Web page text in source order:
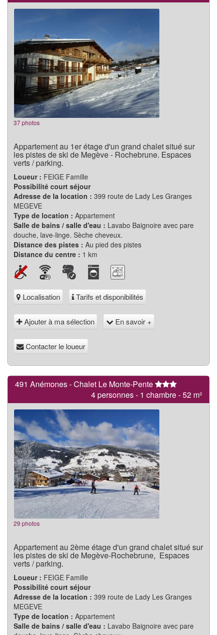
37 photos
Appartement au 1er étage d'un grand chalet situé sur
les pistes de ski de Megève - Rochebrune. Espaces
verts / parking.
Loueur : FEIGE Famille
Possibilité court séjour
Adresse de la location : 399 route de Lady Les Granges
MEGEVE
Type de location : Appartement
Salle de bains / salle d'eau : Lavabo Baignoire avec pare
douche, lave-linge. Sèche cheveux.
Distance des pistes : Au pied des pistes
Distance du centre : 1 km
Localisation Tarifs et disponibilités
Ajouter à ma sélection En savoir +
Contacter le loueur
491 Anémones - Chalet Le Monte-Pente
4 personnes - 1 chambre - 52 m²
29 photos
Appartement au 2ème étage d'un grand chalet situé sur
les pistes de ski de Megève-Rochebrune, Espaces
verts / parking.
Loueur : FEIGE Famille
Possibilité court séjour
Adresse de la location : 399 route de Lady Les Granges
MEGEVE
Type de location : Appartement
Salle de bains / salle d'eau : Lavabo Baignoire avec pare